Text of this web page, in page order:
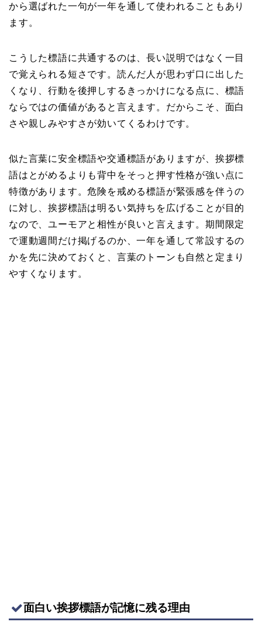
から選ばれた一句が一年を通して使われることもあり
ます。
こうした標語に共通するのは、長い説明ではなく一目
で覚えられる短さです。読んだ人が思わず口に出した
くなり、行動を後押しするきっかけになる点に、標語
ならではの価値があると言えます。だからこそ、面白
さや親しみやすさが効いてくるわけです。
似た言葉に安全標語や交通標語がありますが、挨拶標
語はとがめるよりも背中をそっと押す性格が強い点に
特徴があります。危険を戒める標語が緊張感を伴うの
に対し、挨拶標語は明るい気持ちを広げることが目的
なので、ユーモアと相性が良いと言えます。期間限定
で運動週間だけ掲げるのか、一年を通して常設するの
かを先に決めておくと、言葉のトーンも自然と定まり
やすくなります。
面白い挨拶標語が記憶に残る理由